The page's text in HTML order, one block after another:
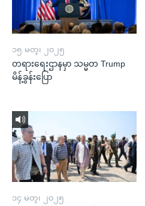
၁၅ မတ္၊ ၂၀၂၅
တရားရေးဌာနမှာ သမ္မတ Trump
မိန့်ခွန်းပြော
၁၄ မတ္၊ ၂၀၂၅